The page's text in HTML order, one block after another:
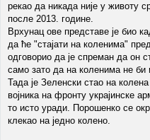
рекао да никада није у животу
после 2013. године.
Врхунац ове представе је био
да ће "стајати на коленима"
одговорио да је спреман да он
само зато да на коленима не би
Тада је Зеленски стао на
војника на фронту украјинске
то исто уради. Порошенко се
клекао на једно колено.